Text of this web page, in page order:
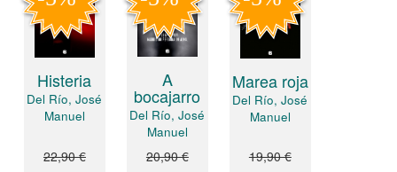
Histeria
Del Río, José
Manuel
22,90 €
A
bocajarro
Del Río, José
Manuel
20,90 €
Marea roja
Del Río, José
Manuel
19,90 €